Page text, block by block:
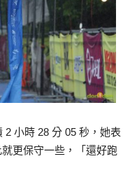
2 小時 28 分 05 秒，她表
更保守一些，「還好跑